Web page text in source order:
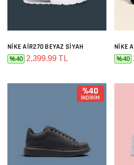
NIKE AIR270 BEYAZ SIYAH
%40 2,399.99 TL
NIKE
%40
%40
İNDİRİM